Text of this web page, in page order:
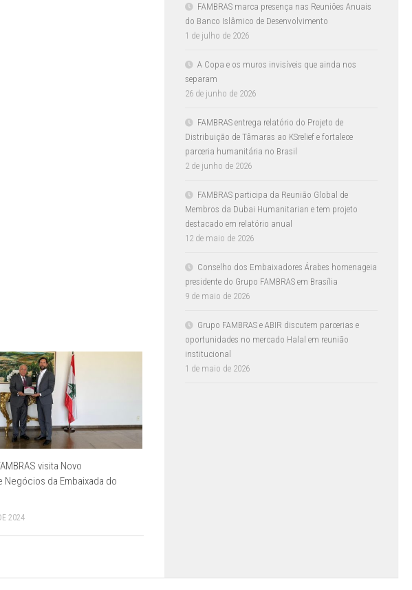
visita Novo
Negócios da Embaixada do
2024
FAMBRAS marca presença nas Reuniões Anuais
do Banco Islâmico de Desenvolvimento
1 de julho de 2026
A Copa e os muros invisíveis que ainda nos
separam
26 de junho de 2026
FAMBRAS entrega relatório do Projeto de
Distribuição de Tâmaras ao KSrelief e fortalece
parceria humanitária no Brasil
2 de junho de 2026
FAMBRAS participa da Reunião Global de
Membros da Dubai Humanitarian e tem projeto
destacado em relatório anual
12 de maio de 2026
Conselho dos Embaixadores Árabes homenageia
presidente do Grupo FAMBRAS em Brasília
9 de maio de 2026
Grupo FAMBRAS e ABIR discutem parcerias e
oportunidades no mercado Halal em reunião
institucional
1 de maio de 2026